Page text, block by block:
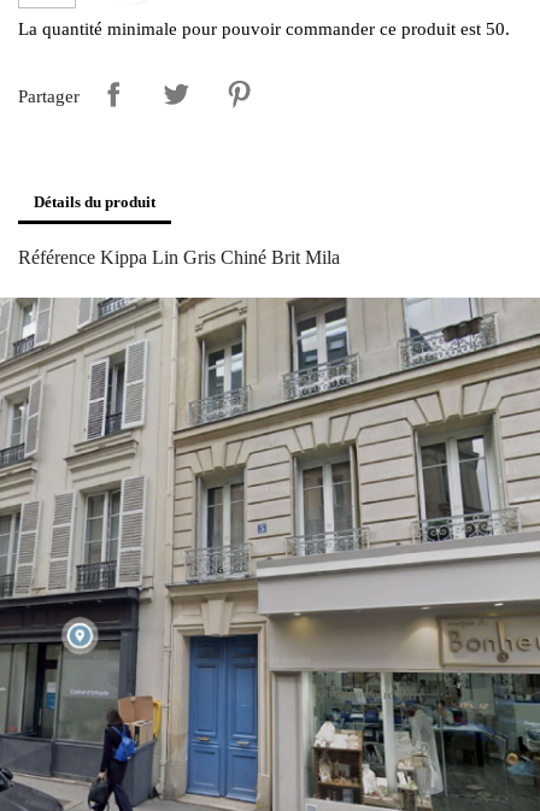
La quantité minimale pour pouvoir commander ce produit est 50.
Partager
Détails du produit
Référence Kippa Lin Gris Chiné Brit Mila